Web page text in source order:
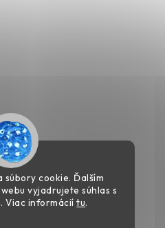
súbory cookie. Ďalším
vyjadrujete súhlas s
Viac informáciítu.